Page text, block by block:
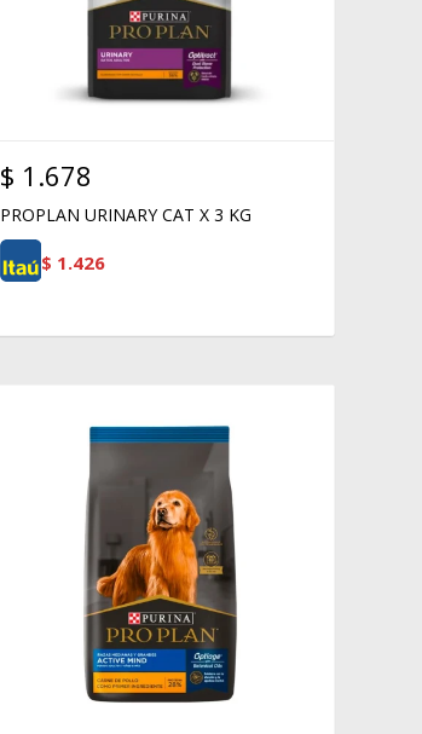
$ 1.678
PROPLAN URINARY CAT X 3 KG
$ 1.426